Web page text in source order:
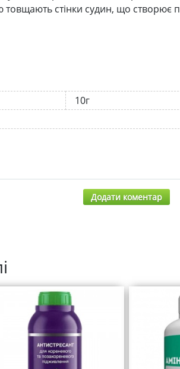
товщають стінки судин, що
10г
Додати коментар